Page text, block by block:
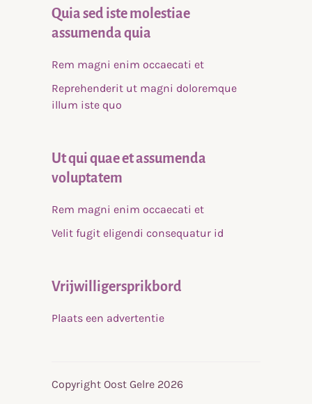
Quia sed iste molestiae
assumenda quia
Rem magni enim occaecati et
Reprehenderit ut magni doloremque
illum iste quo
Ut qui quae et assumenda
voluptatem
Rem magni enim occaecati et
Velit fugit eligendi consequatur id
Vrijwilligersprikbord
Plaats een advertentie
Copyright Oost Gelre 2026